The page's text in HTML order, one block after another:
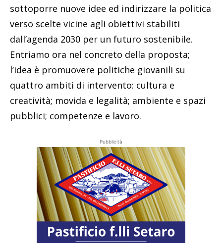
sottoporre nuove idee ed indirizzare la politica
verso scelte vicine agli obiettivi stabiliti
dall’agenda 2030 per un futuro sostenibile.
Entriamo ora nel concreto della proposta;
l’idea è promuovere politiche giovanili su
quattro ambiti di intervento: cultura e
creatività; movida e legalità; ambiente e spazi
pubblici; competenze e lavoro.
Pubblicità